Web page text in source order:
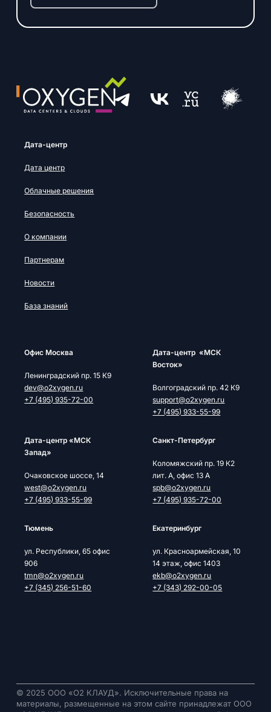
Дата-центр
Дата центр
Облачные решения
Безопасность
О компании
Партнерам
Новости
База знаний
Офис Москва
Ленинградский пр. 15 К9
dev@o2xygen.ru
+7 (495) 935-72-00
Дата-центр «МСК
Восток»
Волгоградский пр. 42 К9
support@o2xygen.ru
+7 (495) 933-55-99
Дата-центр «МСК
Запад»
Очаковское шоссе, 14
west@o2xygen.ru
+7 (495) 933-55-99
Cанкт-Петербург
Коломяжский пр. 19 К2
лит. А, офис 13 А
spb@o2xygen.ru
+7 (495) 935-72-00
Тюмень
ул. Республики, 65 офис
906
tmn@o2xygen.ru
+7 (345) 256-51-60
Екатеринбург
ул. Красноармейская, 10
14 этаж, офис 1403
ekb@o2xygen.ru
+7 (343) 292-00-05
© 2025 ООО «О2 КЛАУД». Исключительные права на
материалы, размещенные на этом сайте принадлежат ООО